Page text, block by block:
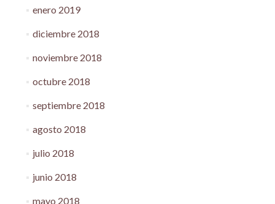
enero 2019
diciembre 2018
noviembre 2018
octubre 2018
septiembre 2018
agosto 2018
julio 2018
junio 2018
mayo 2018